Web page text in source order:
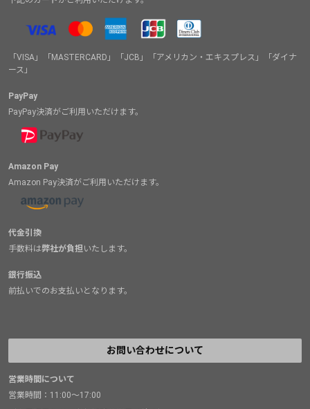
「VISA」「MASTERCARD」「JCB」「アメリカン・エキスプレス」「ダイナ
ース」
PayPay
PayPay決済がご利用いただけます。
Amazon Pay
Amazon Pay決済がご利用いただけます。
代金引換
手数料は弊社が負担いたします。
銀行振込
前払いでのお支払いとなります。
お問い合わせについて
営業時間について
営業時間：11:00～17:00